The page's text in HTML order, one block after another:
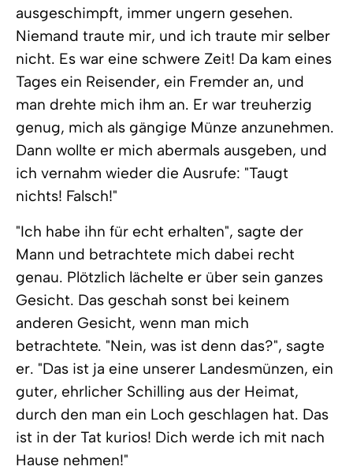
ausgeschimpft, immer ungern gesehen.
Niemand traute mir, und ich traute mir selber
nicht. Es war eine schwere Zeit! Da kam eines
Tages ein Reisender, ein Fremder an, und
man drehte mich ihm an. Er war treuherzig
genug, mich als gängige Münze anzunehmen.
Dann wollte er mich abermals ausgeben, und
ich vernahm wieder die Ausrufe: "Taugt
nichts! Falsch!"
"Ich habe ihn für echt erhalten", sagte der
Mann und betrachtete mich dabei recht
genau. Plötzlich lächelte er über sein ganzes
Gesicht. Das geschah sonst bei keinem
anderen Gesicht, wenn man mich
betrachtete. "Nein, was ist denn das?", sagte
er. "Das ist ja eine unserer Landesmünzen, ein
guter, ehrlicher Schilling aus der Heimat,
durch den man ein Loch geschlagen hat. Das
ist in der Tat kurios! Dich werde ich mit nach
Hause nehmen!"